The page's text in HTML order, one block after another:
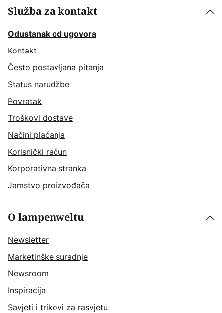
Služba za kontakt
Odustanak od ugovora
Kontakt
Često postavljana pitanja
Status narudžbe
Povratak
Troškovi dostave
Načini plaćanja
Korisnički račun
Korporativna stranka
Jamstvo proizvođača
O lampenweltu
Newsletter
Marketinške suradnje
Newsroom
Inspiracija
Savjeti i trikovi za rasvjetu